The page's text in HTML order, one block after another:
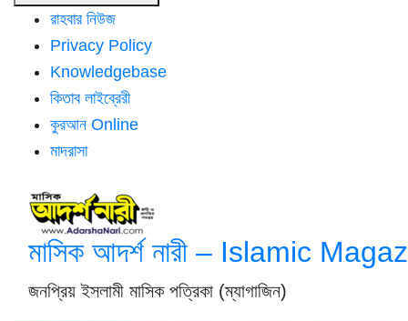
রাহবার নিউজ
Privacy Policy
Knowledgebase
কিতাব লাইব্রেরী
কুরআন Online
মাদরাসা
মাসিক আদর্শ নারী – Islamic
জনপ্রিয় ইসলামী মাসিক পত্রিকা (ম্যাগাজিন)